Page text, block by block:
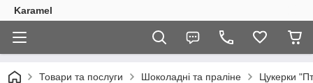
Karamel
Товари та послуги Шоколадні та праліне Цукерки